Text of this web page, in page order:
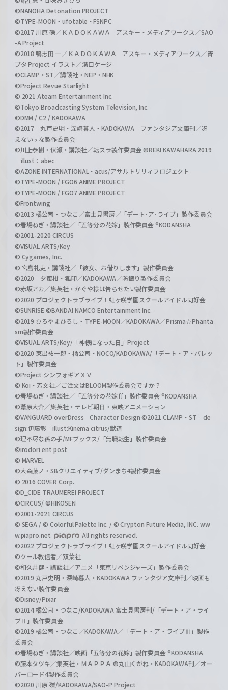
©NANOHA Detonation PROJECT
©TYPE-MOON・ufotable・FSNPC
©2017 川原 礫／ＫＡＤＯＫＡＷＡ アスキー・メディアワークス／SAO
-A Project
©2018 鴨志田 一／ＫＡＤＯＫＡＷＡ アスキー・メディアワークス／青
ブタ Project イラスト／溝口ケージ
©CLAMP・ST／講談社・NEP・NHK
©Project Revue Starlight
© 2021 Ateam Entertainment Inc.
©Tokyo Broadcasting System Television, Inc.
©DMM / C2 / KADOKAWA
©2017 丸戸史明・深崎暮人・KADOKAWA ファンタジア文庫刊／冴
えない♭な製作委員会
©川上泰樹・伏瀬・講談社／転スラ製作委員会 ©REKI KAWAHARA 2019
illust：abec
©AZONE INTERNATIONAL・acus/アサルトリリィプロジェクト
©TYPE-MOON / FGO6 ANIME PROJECT
©TYPE-MOON / FGO7 ANIME PROJECT
©Frontwing
©2013 橘公司・つなこ／富士見書房／「デート･ア･ライブ」製作委員会
©春場ねぎ・講談社／「五等分の花嫁」製作委員会 ®KODANSHA
©2001-2020 CIRCUS
©VISUAL ARTS/Key
© Cygames, Inc.
© 宮島礼吏・講談社／「彼女、お借りします」製作委員会
©2020 夕蜜柑・狐印／KADOKAWA／防振り製作委員会
©赤坂アカ／集英社・かぐや様は告らせたい製作委員会
©2020 プロジェクトラブライブ！虹ヶ咲学園スクールアイドル同好会
©SUNRISE ©BANDAI NAMCO Entertainment Inc.
©2019 ひろやまひろし・TYPE-MOON／KADOKAWA／Prisma☆Phanta
sm製作委員会
©VISUAL ARTS/Key/「神様になった日」Project
©2020 東出祐一郎・橘公司・NOCO/KADOKAWA/「デート・ア・バレッ
ト」製作委員会
©Project シンフォギアＸＶ
© Koi・芳文社／ご注文はBLOOM製作委員会ですか？
©春場ねぎ・講談社／「五等分の花嫁∬」製作委員会 ®KODANSHA
©葦原大介／集英社・テレビ朝日・東映アニメーション
©VANGUARD overDress Character Design ©2021 CLAMP・ST de
sign:伊藤彰 illust:Kinema citrus/獣道
©理不尽な孫の手/MFブックス/「無職転生」製作委員会
©irodori ent post
© MARVEL
©大森藤ノ・SBクリエイティブ/ダンまち4製作委員会
© 2016 COVER Corp.
©D_CIDE TRAUMEREI PROJECT
©CIRCUS/ ©HIKOSEN
©2001-2021 CIRCUS
© SEGA / © Colorful Palette Inc. / © Crypton Future Media, INC. ww
w.piapro.net
All rights reserved.
©2022 プロジェクトラブライブ！虹ヶ咲学園スクールアイドル同好会
©クール教信者／双葉社
©和久井健・講談社／アニメ「東京リベンジャーズ」製作委員会
©2019 丸戸史明・深崎暮人・KADOKAWA ファンタジア文庫刊／映画も
冴えない製作委員会
©Disney/Pixar
©2014 橘公司・つなこ/KADOKAWA 富士見書房刊/「デート・ア・ライ
ブⅡ」製作委員会
©2019 橘公司・つなこ／KADOKAWA／「デート・ア・ライブⅢ」製作
委員会
©春場ねぎ・講談社／映画「五等分の花嫁」製作委員会 ®KODANSHA
©藤本タツキ／集英社・ＭＡＰＰＡ ©丸山くがね・KADOKAWA刊／オー
バーロード4製作委員会
©2020 川原 礫/KADOKAWA/SAO-P Project